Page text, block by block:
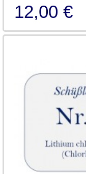
12,00 €